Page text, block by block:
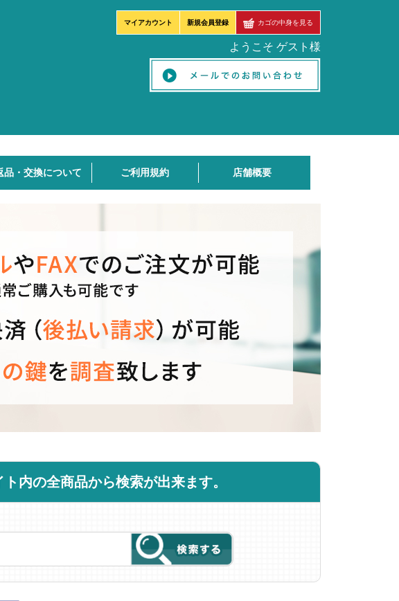
マイアカウント 新規会員登録 カゴの中身を見る
ようこそ ゲスト様
品・交換について ご利用規約 店舗概要
内の全商品から検索が出来ます。